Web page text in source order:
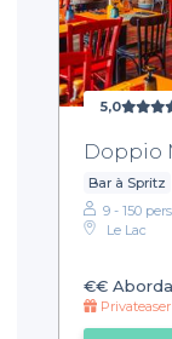
5,0
Doppio
Bar à Spritz
9 - 150
Le Lac
€€
Privateaser